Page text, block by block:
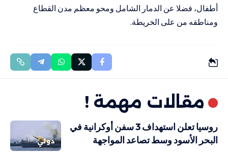
أطفال، فضلا عن الدمار الشامل ومحو معظم مدن القطاع
ومناطقه من على الخريطة.
مقالات مهمة !
دولي
روسيا تعلن استهداف 3 سفن أوكرانية في
البحر الأسود وسط تصاعد المواجهة